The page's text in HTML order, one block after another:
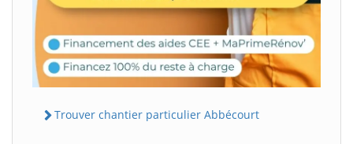
Trouver chantier particulier Abbécourt